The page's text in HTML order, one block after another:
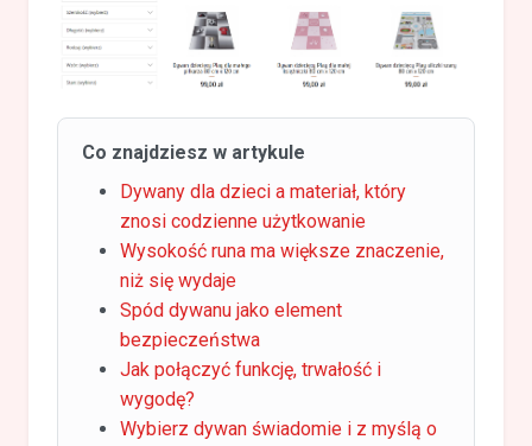
Co znajdziesz w artykule
Dywany dla dzieci a materiał, który
znosi codzienne użytkowanie
Wysokość runa ma większe znaczenie,
niż się wydaje
Spód dywanu jako element
bezpieczeństwa
Jak połączyć funkcję, trwałość i
wygodę?
Wybierz dywan świadomie i z myślą o